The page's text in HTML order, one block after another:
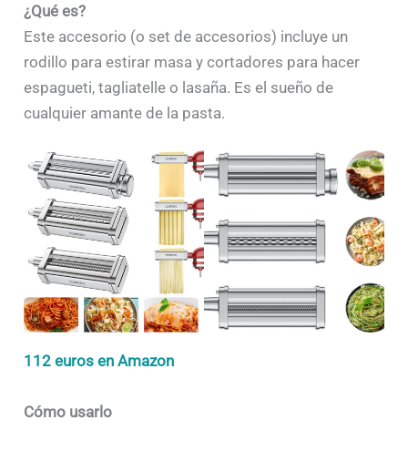
¿Qué es?
Este accesorio (o set de accesorios) incluye un
rodillo para estirar masa y cortadores para hacer
espagueti, tagliatelle o lasaña. Es el sueño de
cualquier amante de la pasta.
112 euros en Amazon
Cómo usarlo